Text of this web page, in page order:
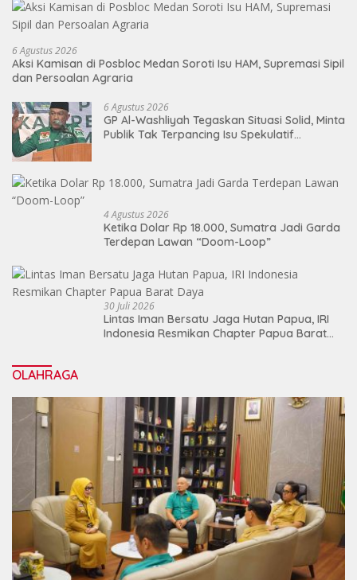
6 Agustus 2026
Aksi Kamisan di Posbloc Medan Soroti Isu HAM, Supremasi Sipil
dan Persoalan Agraria
6 Agustus 2026
GP Al-Washliyah Tegaskan Situasi Solid, Minta
Publik Tak Terpancing Isu Spekulatif
4 Agustus 2026
Ketika Dolar Rp 18.000, Sumatra Jadi Garda
Terdepan Lawan “Doom-Loop”
30 Juli 2026
Lintas Iman Bersatu Jaga Hutan Papua, IRI
Indonesia Resmikan Chapter Papua Barat
OLAHRAGA